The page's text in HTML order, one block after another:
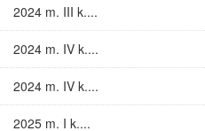
2024 m. III k....
2024 m. IV k....
2024 m. IV k....
2025 m. I k....